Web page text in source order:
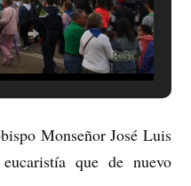
Monseñor José Luis
que de nuevo